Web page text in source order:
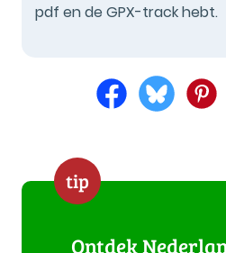
pdf en de GPX-track hebt.
tip
Ontdek